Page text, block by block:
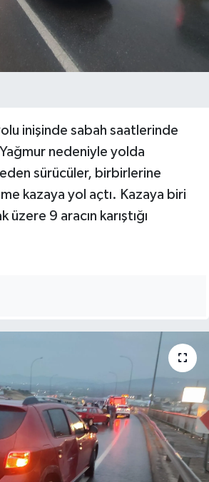
inişinde sabah saatlerinde
nedeniyle yolda
sürücüler, birbirlerine
kazaya yol açtı. Kazaya biri
üzere 9 aracın karıştığı